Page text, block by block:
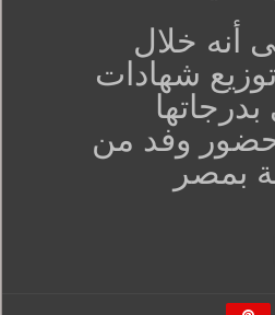
أنه خلال
شهادات
بدرجاتها
حضور وفد من
بمصر